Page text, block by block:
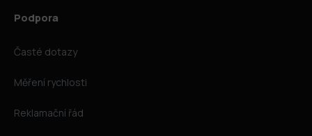
Podpora
Časté dotazy
Měření rychlosti
Reklamační řád